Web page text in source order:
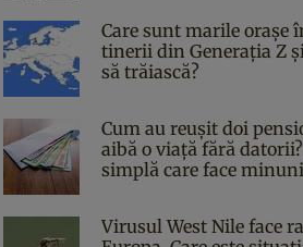
Care sunt marile orașe
tinerii din Generația Z
să trăiască?
Cum au reușit doi
aibă o viață fără
simplă care face minuni
Virusul West Nile face